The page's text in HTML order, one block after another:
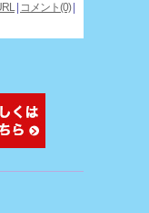
| コメント(0)|